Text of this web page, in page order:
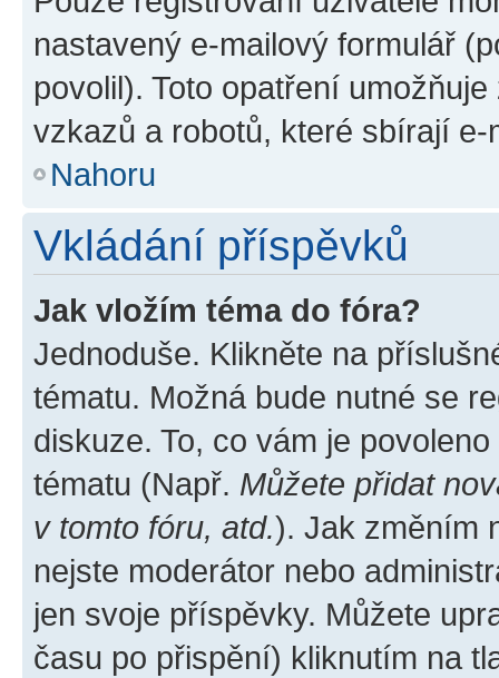
nastavený e-mailový formulář
povolil). Toto opatření
vzkazů a robotů, které sbírají e-
Nahoru
Vkládání příspěvků
Jak vložím téma do fóra?
Jednoduše. Klikněte na
tématu. Možná bude nutné se
diskuze. To, co vám je
tématu (Např. Můžete přidat
v tomto fóru, atd.). Jak změním
nejste moderátor nebo
jen svoje příspěvky. Můžete
času po přispění) kliknutím na